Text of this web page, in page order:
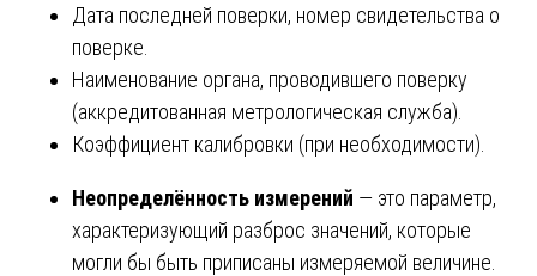
Дата последней поверки, номер свидетельства о
поверке.
Наименование органа, проводившего поверку
(аккредитованная метрологическая служба).
Коэффициент калибровки (при необходимости).
Неопределённость измерений — это параметр,
характеризующий разброс значений, которые
могли бы быть приписаны измеряемой величине.